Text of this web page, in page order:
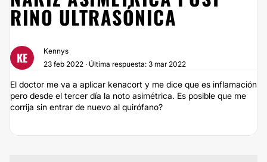
RINO ULTRASÓNICA
KE
Kennys
23 feb 2022 · Última respuesta: 3 mar 2022
El doctor me va a aplicar kenacort y me dice que es inflamación
pero desde el tercer día la noto asimétrica. Es posible que me
corrija sin entrar de nuevo al quirófano?